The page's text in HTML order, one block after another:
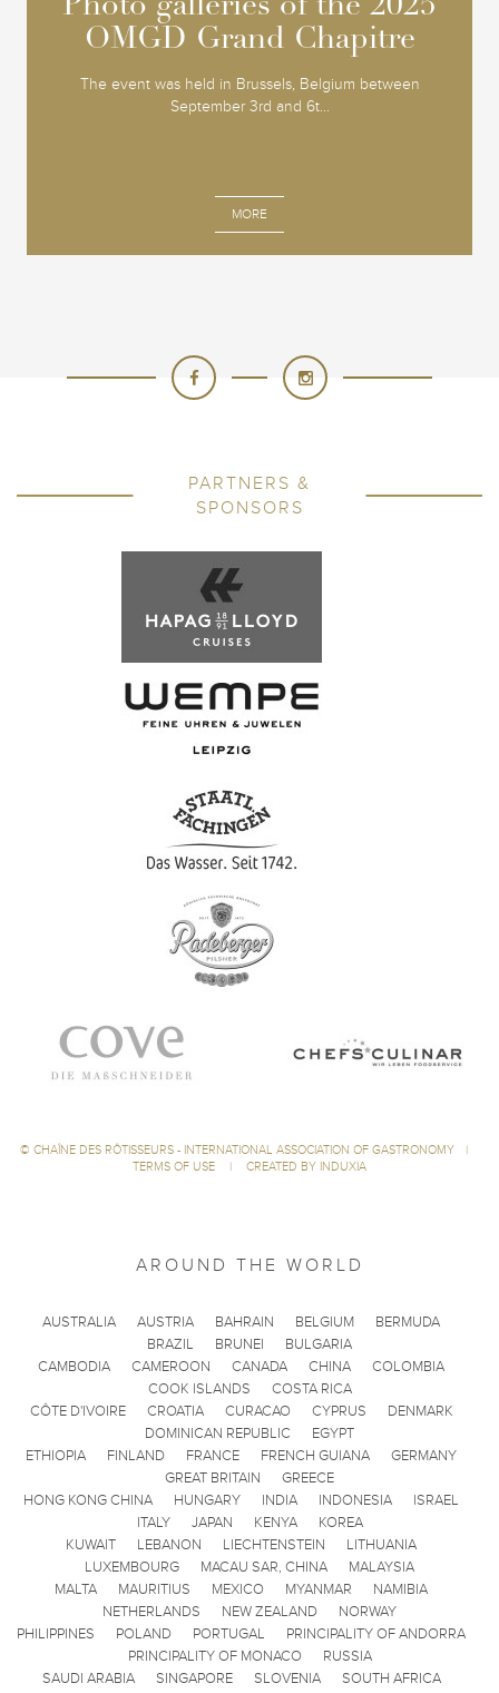
Photo galleries of the 2025
OMGD Grand Chapitre
The event was held in Brussels, Belgium between
September 3rd and 6t...
MORE
Photo galleries of the 2025
OMGD Grand Chapitre
PARTNERS &
SPONSORS
© CHAÎNE DES RÔTISSEURS - INTERNATIONAL ASSOCIATION OF GASTRONOMY
|
TERMS OF USE
| CREATED BY INDUXIA
AROUND THE WORLD
AUSTRALIA AUSTRIA BAHRAIN BELGIUM
BERMUDA
BRAZIL
BRUNEI
BULGARIA
CAMBODIA
CAMEROON CANADA CHINA
COLOMBIA
COOK ISLANDS
COSTA RICA
CÔTE D'IVOIRE
CROATIA CURACAO CYPRUS
DENMARK
DOMINICAN REPUBLIC
EGYPT
ETHIOPIA
FINLAND FRANCE FRENCH GUIANA
GERMANY
GREAT BRITAIN
GREECE
HONG KONG CHINA
HUNGARY INDIA INDONESIA
ISRAEL
ITALY
JAPAN KENYA
KOREA
KUWAIT
LEBANON LIECHTENSTEIN
LITHUANIA
LUXEMBOURG
MACAU SAR, CHINA
MALAYSIA
MALTA
MAURITIUS MEXICO MYANMAR
NAMIBIA
NETHERLANDS
NEW ZEALAND
NORWAY
PHILIPPINES
POLAND PORTUGAL
PRINCIPALITY OF ANDORRA
PRINCIPALITY OF MONACO
RUSSIA
SAUDI ARABIA
SINGAPORE SLOVENIA
SOUTH AFRICA